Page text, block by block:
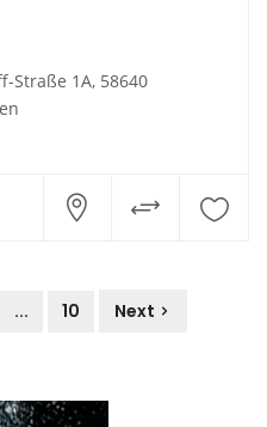
Straße 1A, 58640
... 10 Next